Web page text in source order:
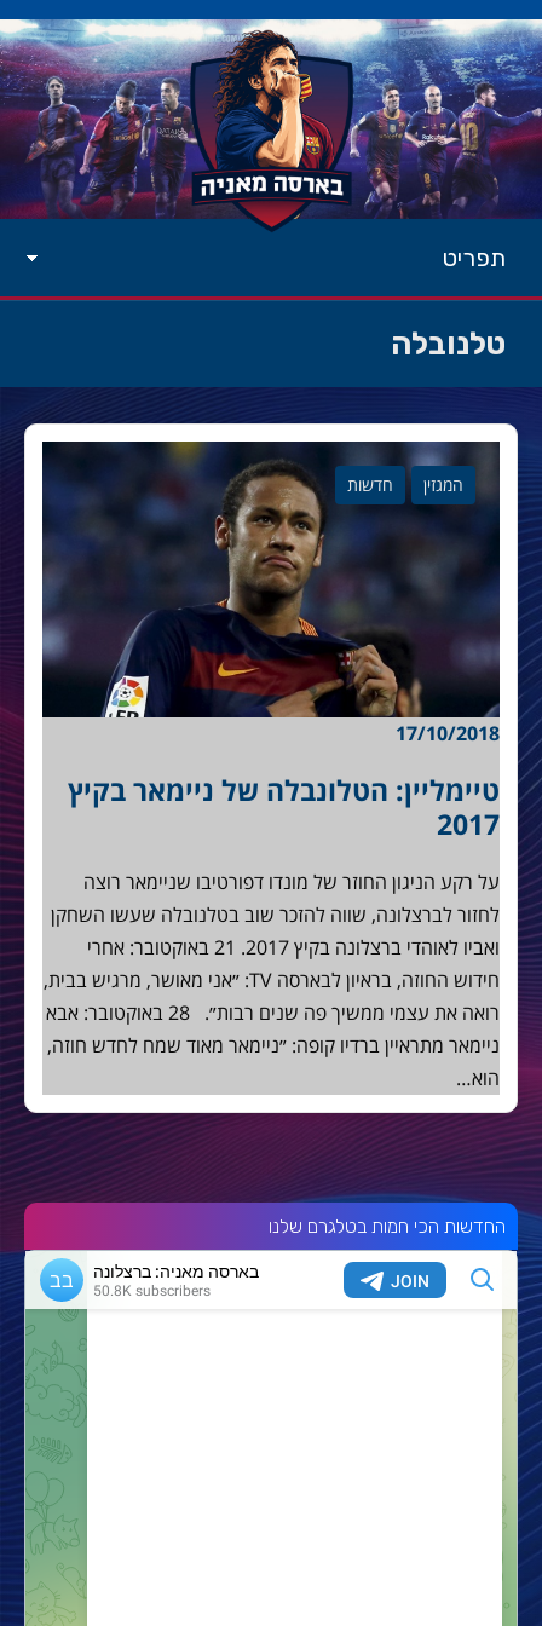
תפריט
טלנובלה
המגזין חדשות
17/10/2018
טיימליין: הטלונבלה של ניימאר בקיץ
2017
על רקע הניגון החוזר של מונדו דפורטיבו שניימאר רוצה
לחזור לברצלונה, שווה להזכר שוב בטלנובלה שעשו השחקן
ואביו לאוהדי ברצלונה בקיץ 2017. 21 באוקטובר: אחרי
חידוש החוזה, בראיון לבארסה TV: ״אני מאושר, מרגיש בבית,
רואה את עצמי ממשיך פה שנים רבות״. 28 באוקטובר: אבא
ניימאר מתראיין ברדיו קופה: ״ניימאר מאוד שמח לחדש חוזה,
הוא…
החדשות הכי חמות בטלגרם שלנו